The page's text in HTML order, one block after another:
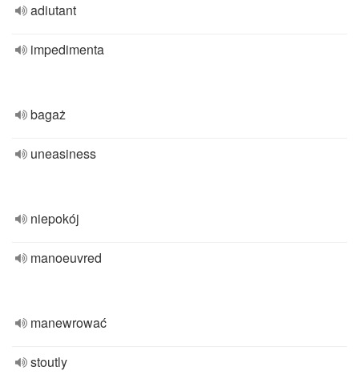
adiutant
impedimenta
bagaż
uneasiness
niepokój
manoeuvred
manewrować
stoutly